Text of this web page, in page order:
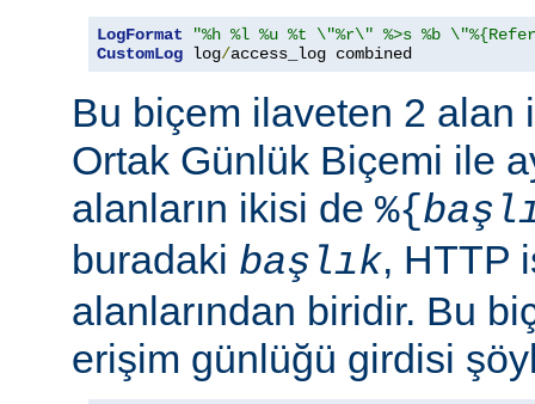
LogFormat
"%h %l %u %t \"%r\" %>s %b
CustomLog log/access_log combined
Bu biçem ilaveten 2 alan
Ortak Günlük Biçemi ile
alanların ikisi de %{
buradaki başlık, HTTP
alanlarından biridir. Bu
erişim günlüğü girdisi